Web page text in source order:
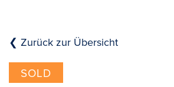
❮ Zurück zur Übersicht
SOLD